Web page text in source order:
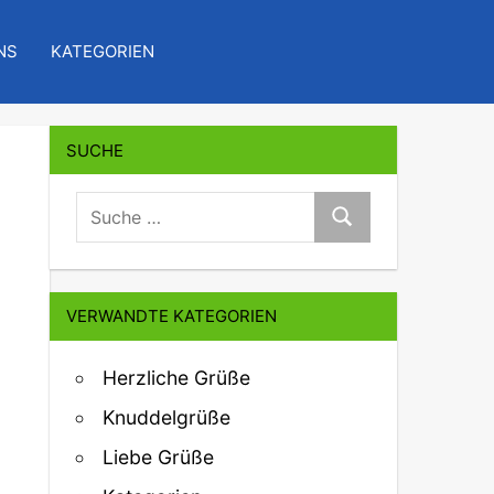
KATEGORIEN
SUCHE
suche:
Suche
VERWANDTE KATEGORIEN
Herzliche Grüße
Knuddelgrüße
Liebe Grüße